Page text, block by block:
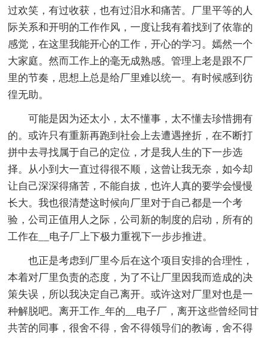
过欢笑，有过收获，也有过泪水和痛苦。厂里平等的人
际关系和开明的工作作风，一度让我有着找到了依靠的
感觉，在这里我能开心的工作，开心的学习。嫣然一个
大家庭。然而工作上的毫无成熟感。管理上老是跟不厂
里的节奏，思想上总是给厂里难以统一。有时候感到彷
徨无助。
可能是因为还太小，太不懂事，太不懂去珍惜拥有
的。或许只有重新再跑到社会上去遭遇挫折，在不断打
拼中去寻找属于自己的定位，才是我人生的下一步选
择。从小到大一直过得很不顺，这曾让我无奈，如今却
让自己深深得痛苦，不能自拔，也许人真的要学会慢慢
长大。我也很清楚这时候向厂里对于自己都是一个考
验，公司正值用人之际，公司新的制度的启动，所有的
工作在__电子厂上下极力重视下一步步推进。
也正是考虑到厂里今后在这个项目安排的合理性，
本着对厂里负责的态度，为了不让厂里因我而造成的决
策失误，所以我决定自己离开。或许这对厂里对也是一
种解脱吧。离开工作_年的__电子厂，离开这些曾经同甘
共苦的同事，很舍不得，舍不得领导们的教诲，舍不得